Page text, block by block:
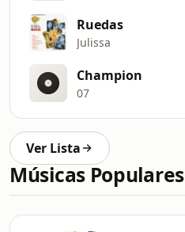
Ruedas
Julissa
Champion
07
Ver Lista
Músicas Populares